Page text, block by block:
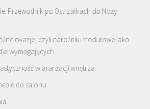
Przewodnik po Ostrzałkach do Noży
okazje, czyli narożniki modułowe jako
wymagających
w aranżacji wnętrza
do salonu